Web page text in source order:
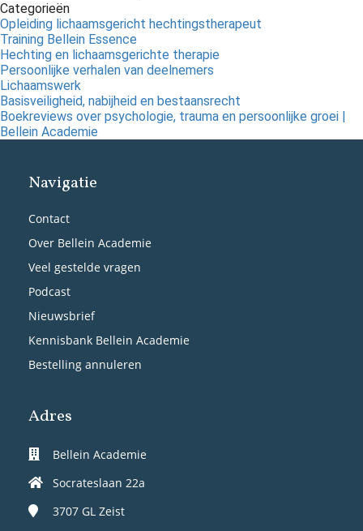
Categorieën
Opleiding lichaamsgericht hechtingstherapeut
Training Bellein Essence
Hechting en lichaamsgerichte therapie
Persoonlijke verhalen van deelnemers
Lichaamswerk
Basisveiligheid, nabijheid en bestaansrecht
Boekreviews over psychologie, trauma en persoonlijke groei |
Bellein Academie
Navigatie
Contact
Over Bellein Academie
Veel gestelde vragen
Podcast
Nieuwsbrief
Kennisbank Bellein Academie
Bestelling annuleren
Adres
Bellein Academie
Socrateslaan 22a
3707 GL Zeist